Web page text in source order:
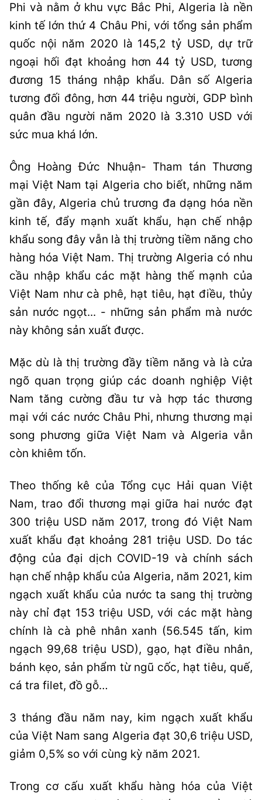
Phi và nằm ở khu vực Bắc Phi, Algeria là nền
kinh tế lớn thứ 4 Châu Phi, với tổng sản phẩm
quốc nội năm 2020 là 145,2 tỷ USD, dự trữ
ngoại hối đạt khoảng hơn 44 tỷ USD, tương
đương 15 tháng nhập khẩu. Dân số Algeria
tương đối đông, hơn 44 triệu người, GDP bình
quân đầu người năm 2020 là 3.310 USD với
sức mua khá lớn.
Ông Hoàng Đức Nhuận- Tham tán Thương
mại Việt Nam tại Algeria cho biết, những năm
gần đây, Algeria chủ trương đa dạng hóa nền
kinh tế, đẩy mạnh xuất khẩu, hạn chế nhập
khẩu song đây vẫn là thị trường tiềm năng cho
hàng hóa Việt Nam. Thị trường Algeria có nhu
cầu nhập khẩu các mặt hàng thế mạnh của
Việt Nam như cà phê, hạt tiêu, hạt điều, thủy
sản nước ngọt... - những sản phẩm mà nước
này không sản xuất được.
Mặc dù là thị trường đầy tiềm năng và là cửa
ngõ quan trọng giúp các doanh nghiệp Việt
Nam tăng cường đầu tư và hợp tác thương
mại với các nước Châu Phi, nhưng thương mại
song phương giữa Việt Nam và Algeria vẫn
còn khiêm tốn.
Theo thống kê của Tổng cục Hải quan Việt
Nam, trao đổi thương mại giữa hai nước đạt
300 triệu USD năm 2017, trong đó Việt Nam
xuất khẩu đạt khoảng 281 triệu USD. Do tác
động của đại dịch COVID-19 và chính sách
hạn chế nhập khẩu của Algeria, năm 2021, kim
ngạch xuất khẩu của nước ta sang thị trường
này chỉ đạt 153 triệu USD, với các mặt hàng
chính là cà phê nhân xanh (56.545 tấn, kim
ngạch 99,68 triệu USD), gạo, hạt điều nhân,
bánh kẹo, sản phẩm từ ngũ cốc, hạt tiêu, quế,
cá tra filet, đồ gỗ…
3 tháng đầu năm nay, kim ngạch xuất khẩu
của Việt Nam sang Algeria đạt 30,6 triệu USD,
giảm 0,5% so với cùng kỳ năm 2021.
Trong cơ cấu xuất khẩu hàng hóa của Việt